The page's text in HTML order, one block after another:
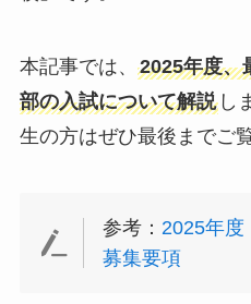
本記事では、 2025年度、
部の入試について解説し
生の方はぜひ最後までご
参考： 2025年
募集要項